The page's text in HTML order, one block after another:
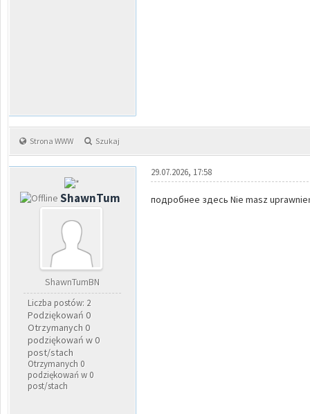
Strona WWW Szukaj
ShawnTum
ShawnTumBN
Liczba postów: 2
Podziękowań 0
Otrzymanych 0
podziękowań w 0
post/stach
Otrzymanych 0
podziękowań w 0
post/stach
29.07.2026, 17:58
подробнее здесь Nie masz